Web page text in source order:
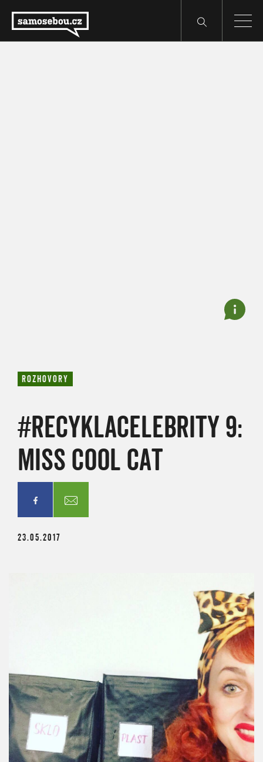
ROZHOVORY
#RECYKLACELEBRITY 9:
MISS COOL CAT
23.05.2017